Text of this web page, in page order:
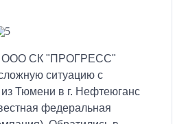
ООО СК "ПРОГРЕСС"
ситуацию с
из Тюмени в г. Нефтеюганс
федеральная